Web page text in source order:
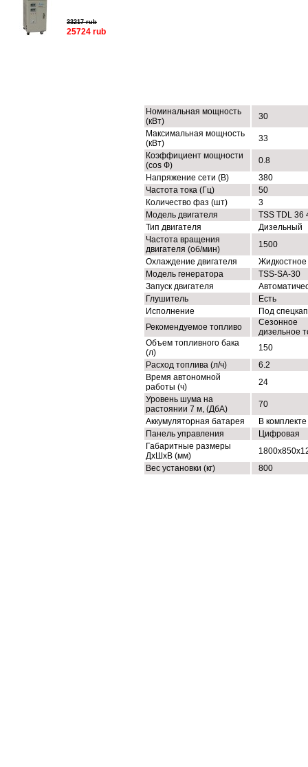
33217 rub
25724 rub
Номинальная мощность
(кВт)
30
Максимальная мощность
(кВт)
33
Коэффициент мощности
(cos Ф)
0.8
Напряжение сети (В)
380
Частота тока (Гц)
50
Количество фаз (шт)
3
Модель двигателя
TSS TDL 36
Тип двигателя
Дизельный
Частота вращения
двигателя (об/мин)
1500
Охлаждение двигателя
Жидкостное
Модель генератора
TSS-SA-30
Запуск двигателя
Глушитель
Есть
Исполнение
Под
Рекомендуемое топливо
Сезонное
дизельное
Объем топливного бака
(л)
150
Расход топлива (л/ч)
6.2
Время автономной
работы (ч)
24
Уровень шума на
растоянии 7 м, (ДбА)
70
Аккумуляторная батарея
В комплекте
Панель управления
Цифровая
Габаритные размеры
ДхШхВ (мм)
Вес установки (кг)
800